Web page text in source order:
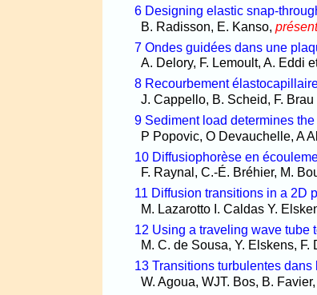
6 Designing elastic snap-
B. Radisson, E. Kanso,
7 Ondes guidées dans une
A. Delory, F. Lemoult, A. Eddi
8 Recourbement
J. Cappello, B. Scheid, F. Brau
9 Sediment load determines
P Popovic, O Devauchelle, A
10 Diffusiophorèse en
F. Raynal, C.-É. Bréhier, M.
11 Diffusion transitions in a 2D
M. Lazarotto I. Caldas Y.
12 Using a traveling wave tube
M. C. de Sousa, Y. Elskens, F.
13 Transitions turbulentes
W. Agoua, WJT. Bos, B.